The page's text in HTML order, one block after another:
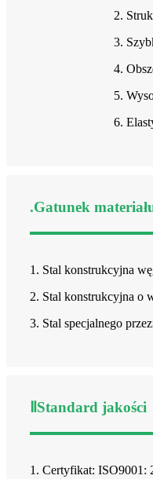
2.
3.
4.
5.
6.
.Gatunek
1. Stal konstrukcyjna
2. Stal konstrukcyjna o
3. Stal specjalnego
ⅡStandard jakości
1. Certyfikat: ISO9001: